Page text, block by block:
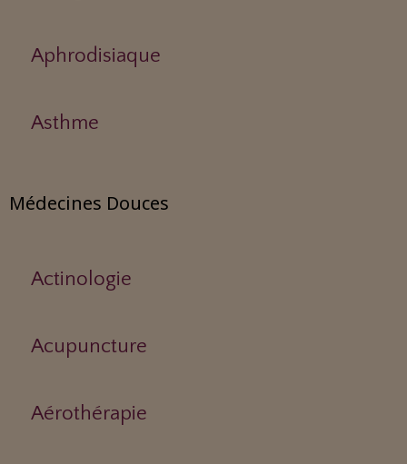
Aphrodisiaque
Asthme
Médecines Douces
Actinologie
Acupuncture
Aérothérapie